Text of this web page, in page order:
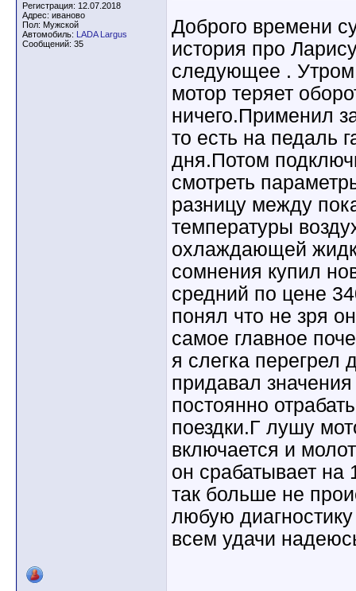
Регистрация: 12.07.2018
Адрес: иваново
Пол: Мужской
Автомобиль: LADA Largus
Сообщений: 35
Доброго времени
история про
следующее . Утром
мотор теряет
ничего.Применил
то есть на педаль
дня.Потом
смотреть
разницу между
температуры
охлаждающей
сомнения купил
средний по цене
понял что не зря
самое главное
я слегка перегрел
придавал
постоянно
поездки.Г лушу
включается и
он срабатывает
так больше не
любую
всем удачи